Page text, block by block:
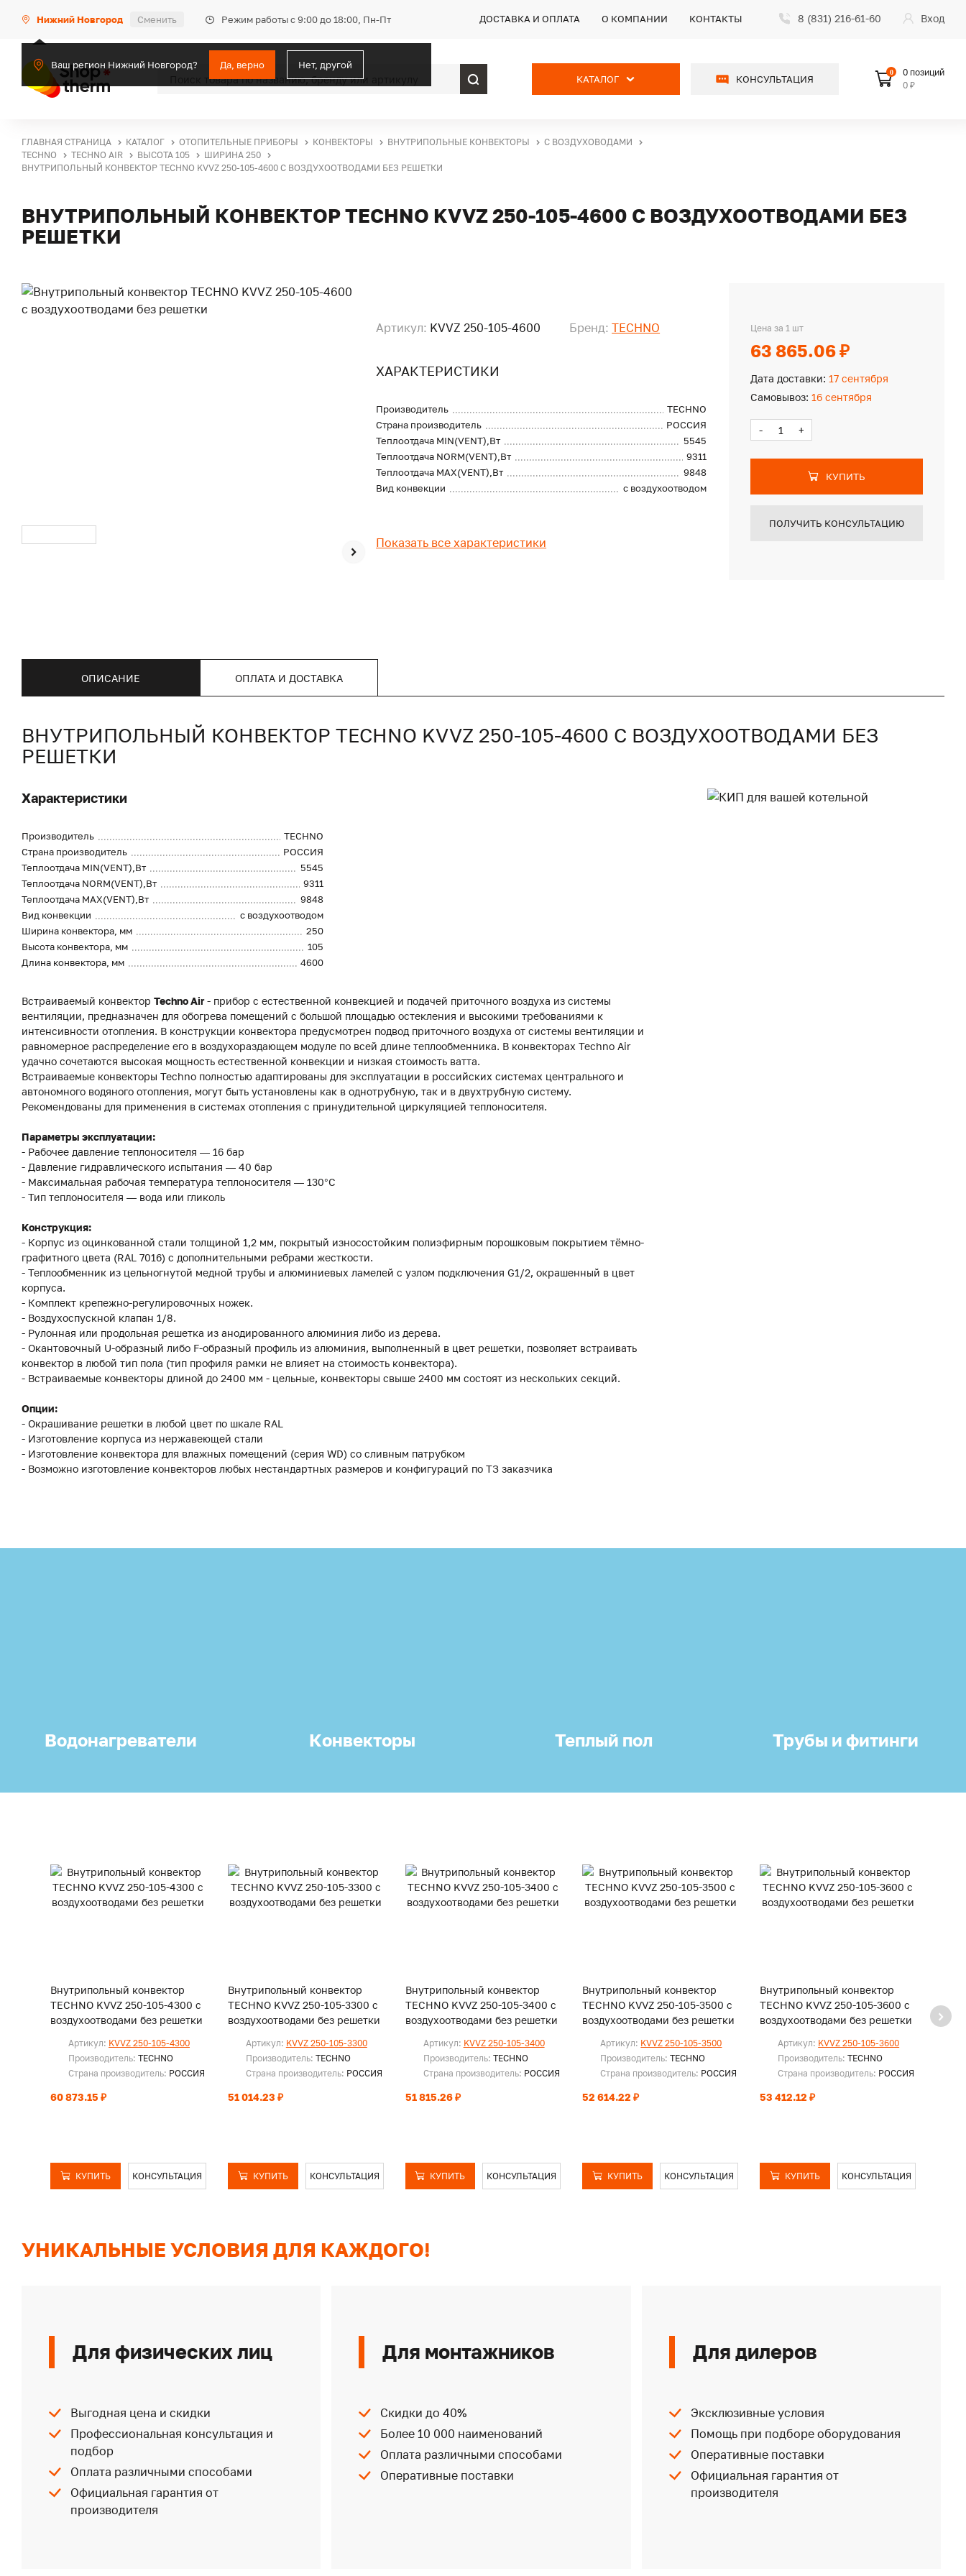
Нижний Новгород Сменить Режим работы с 9:00 до 18:00, Пн-Пт
Ваш регион Нижний Новгород? Да, верно Нет, другой
ДОСТАВКА И ОПЛАТА О КОМПАНИИ КОНТАКТЫ 8 (831) 216-61-60 Вход
КАТАЛОГ КОНСУЛЬТАЦИЯ
0
0 позиций
0 ₽
ГЛАВНАЯ СТРАНИЦА КАТАЛОГ ОТОПИТЕЛЬНЫЕ ПРИБОРЫ КОНВЕКТОРЫ ВНУТРИПОЛЬНЫЕ КОНВЕКТОРЫ
С ВОЗДУХОВОДАМИ
TECHNO
TECHNO AIR ВЫСОТА 105
ШИРИНА 250
ВНУТРИПОЛЬНЫЙ КОНВЕКТОР TECHNO KVVZ 250-105-4600 С ВОЗДУХООТВОДАМИ БЕЗ РЕШЕТКИ
ВНУТРИПОЛЬНЫЙ КОНВЕКТОР TECHNO KVVZ 250-105-4600 С ВОЗДУХООТВОДАМИ БЕЗ
РЕШЕТКИ
Артикул: KVVZ 250-105-4600 Бренд: TECHNO
ХАРАКТЕРИСТИКИ
Производитель
TECHNO
Страна производитель
РОССИЯ
Теплоотдача MIN(VENT),Вт
5545
Теплоотдача NORM(VENT),Вт
9311
Теплоотдача MAX(VENT),Вт
9848
Вид конвекции
с воздухоотводом
Показать все характеристики
Цена за 1 шт
63 865.06 ₽
Дата доставки: 17 сентября
Самовывоз: 16 сентября
- +
КУПИТЬ
ПОЛУЧИТЬ КОНСУЛЬТАЦИЮ
ОПИСАНИЕ ОПЛАТА И ДОСТАВКА
ВНУТРИПОЛЬНЫЙ КОНВЕКТОР TECHNO KVVZ 250-105-4600 С ВОЗДУХООТВОДАМИ БЕЗ
РЕШЕТКИ
Характеристики
Производитель
TECHNO
Страна производитель
РОССИЯ
Теплоотдача MIN(VENT),Вт
5545
Теплоотдача NORM(VENT),Вт
9311
Теплоотдача MAX(VENT),Вт
9848
Вид конвекции
с воздухоотводом
Ширина конвектора, мм
250
Высота конвектора, мм
105
Длина конвектора, мм
4600
Встраиваемый конвектор Techno Air- прибор с естественной конвекцией и подачей приточного воздуха из системы
вентиляции, предназначен для обогрева помещений с большой площадью остекления и высокими требованиями к
интенсивности отопления. В конструкции конвектора предусмотрен подвод приточного воздуха от системы вентиляции и
равномерное распределение его в воздухораздающем модуле по всей длине теплообменника. В конвекторах Techno Air
удачно сочетаются высокая мощность естественной конвекции и низкая стоимость ватта.
Встраиваемые конвекторы Techno полностью адаптированы для эксплуатации в российских системах центрального и
автономного водяного отопления, могут быть установлены как в однотрубную, так и в двухтрубную систему.
Рекомендованы для применения в системах отопления с принудительной циркуляцией теплоносителя.
Параметры эксплуатации:
- Рабочее давление теплоносителя — 16 бар
- Давление гидравлического испытания — 40 бар
- Максимальная рабочая температура теплоносителя — 130°С
- Тип теплоносителя — вода или гликоль
Конструкция:
- Корпус из оцинкованной стали толщиной 1,2 мм, покрытый износостойким полиэфирным порошковым покрытием тёмно-
графитного цвета (RAL 7016) с дополнительными ребрами жесткости.
- Теплообменник из цельногнутой медной трубы и алюминиевых ламелей с узлом подключения G1/2, окрашенный в цвет
корпуса.
- Комплект крепежно-регулировочных ножек.
- Воздухоспускной клапан 1/8.
- Рулонная или продольная решетка из анодированного алюминия либо из дерева.
- Окантовочный U-образный либо F-образный профиль из алюминия, выполненный в цвет решетки, позволяет встраивать
конвектор в любой тип пола (тип профиля рамки не влияет на стоимость конвектора).
- Встраиваемые конвекторы длиной до 2400 мм - цельные, конвекторы свыше 2400 мм состоят из нескольких секций.
Опции:
- Окрашивание решетки в любой цвет по шкале RAL
- Изготовление корпуса из нержавеющей стали
- Изготовление конвектора для влажных помещений (серия WD) со сливным патрубком
- Возможно изготовление конвекторов любых нестандартных размеров и конфигураций по ТЗ заказчика
Водонагреватели Конвекторы Теплый пол Трубы и фитинги
Внутрипольный конвектор
TECHNO KVVZ 250-105-4300 с
воздухоотводами без решетки
Артикул: KVVZ 250-105-4300
Производитель: TECHNO
Страна производитель: РОССИЯ
60 873.15 ₽
КУПИТЬ КОНСУЛЬТАЦИЯ
Внутрипольный конвектор
TECHNO KVVZ 250-105-3300 с
воздухоотводами без решетки
Артикул: KVVZ 250-105-3300
Производитель: TECHNO
Страна производитель: РОССИЯ
51 014.23 ₽
КУПИТЬ КОНСУЛЬТАЦИЯ
Внутрипольный конвектор
TECHNO KVVZ 250-105-3400 с
воздухоотводами без решетки
Артикул: KVVZ 250-105-3400
Производитель: TECHNO
Страна производитель: РОССИЯ
51 815.26 ₽
КУПИТЬ КОНСУЛЬТАЦИЯ
Внутрипольный конвектор
TECHNO KVVZ 250-105-3500 с
воздухоотводами без решетки
Артикул: KVVZ 250-105-3500
Производитель:TECHNO
Страна производитель: РОССИЯ
52 614.22 ₽
КУПИТЬ КОНСУЛЬТАЦИЯ
Внутрипольный конвектор
TECHNO KVVZ 250-105-3600 с
воздухоотводами без решетки
Артикул: KVVZ 250-105-3600
Производитель:TECHNO
Страна производитель: РОССИЯ
53 412.12 ₽
КУПИТЬ КОНСУЛЬТАЦИЯ
УНИКАЛЬНЫЕ УСЛОВИЯ ДЛЯ КАЖДОГО!
Для физических лиц
Выгодная цена и скидки
Профессиональная консультация и
подбор
Оплата различными способами
Официальная гарантия от
производителя
Для монтажников
Скидки до 40%
Более 10 000 наименований
Оплата различными способами
Оперативные поставки
Для дилеров
Эксклюзивные условия
Помощь при подборе оборудования
Оперативные поставки
Официальная гарантия от
производителя